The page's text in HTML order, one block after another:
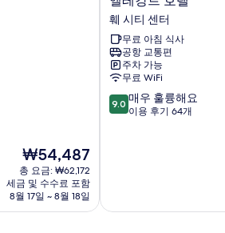
현
재
요
금
₩54,487
₩54,487
총 요금: ₩62,172
세금 및 수수료 포함
8월 17일 ~ 8월 18일
레
강
트
호
텔
훼
시
티
훼 시티 센터
무료 아침 식사
공항 교통편
주차 가능
무료 WiFi
10
점
우
9.0 매우 훌륭해요
이용 후기 64개